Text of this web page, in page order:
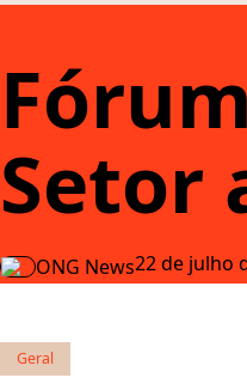
Setor
ONG News22 de julho
Geral